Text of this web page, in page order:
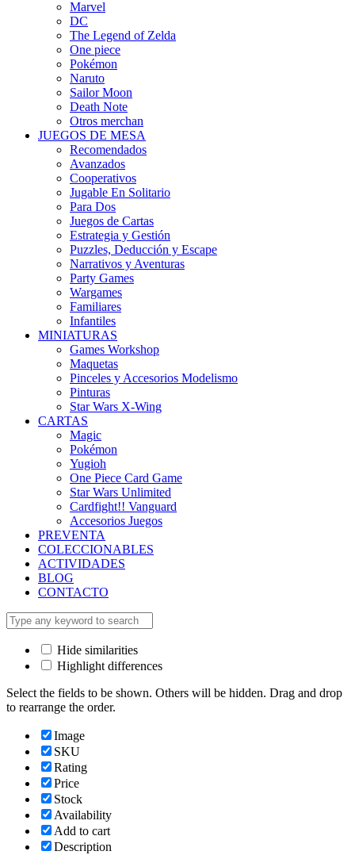
Marvel
DC
The Legend of Zelda
One piece
Pokémon
Naruto
Sailor Moon
Death Note
Otros merchan
JUEGOS DE MESA
Recomendados
Avanzados
Cooperativos
Jugable En Solitario
Para Dos
Juegos de Cartas
Estrategia y Gestión
Puzzles, Deducción y Escape
Narrativos y Aventuras
Party Games
Wargames
Familiares
Infantiles
MINIATURAS
Games Workshop
Maquetas
Pinceles y Accesorios Modelismo
Pinturas
Star Wars X-Wing
CARTAS
Magic
Pokémon
Yugioh
One Piece Card Game
Star Wars Unlimited
Cardfight!! Vanguard
Accesorios Juegos
PREVENTA
COLECCIONABLES
ACTIVIDADES
BLOG
CONTACTO
Hide similarities
Highlight differences
Select the fields to be shown. Others will be hidden. Drag and drop
to rearrange the order.
Image
SKU
Rating
Price
Stock
Availability
Add to cart
Description